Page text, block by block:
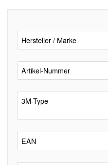
Hersteller / Marke
Artikel-Nummer
3M-Type
EAN